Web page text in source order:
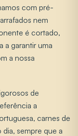
com pré-
nem
é cortado,
a garantir uma
a nossa
de
a
carnes de
sempre que a